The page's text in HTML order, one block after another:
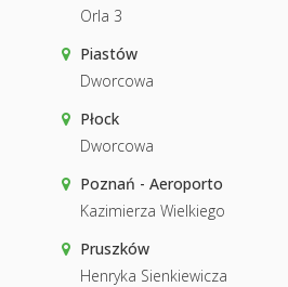
Orla 3
Piastów
Dworcowa
Płock
Dworcowa
Poznań - Aeroporto
Kazimierza Wielkiego
Pruszków
Henryka Sienkiewicza